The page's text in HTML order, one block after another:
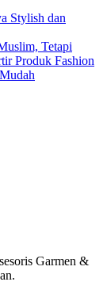
Stylish dan
Tetapi
Produk Fashion
Garmen &